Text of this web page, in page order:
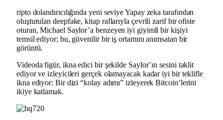
ripto dolandırıcılığında yeni seviye Yapay zeka tarafından
oluşturulan deepfake, kitap raflarıyla çevrili zarif bir ofiste
oturan, Michael Saylor’a benzeyen iyi giyimli bir kişiyi
temsil ediyor; bu, güvenilir bir iş ortamını anımsatan bir
görüntü.
Videoda figür, ikna edici bir şekilde Saylor’ın sesini taklit
ediyor ve izleyicileri gerçek olamayacak kadar iyi bir teklifle
ikna ediyor: Bir dizi “kolay adımı” izleyerek Bitcoin’lerini
ikiye katlamak.